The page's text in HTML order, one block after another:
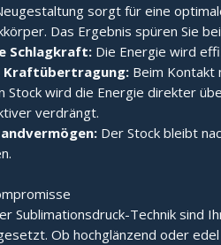
sorgt für eine
Das Ergebnis spüren Sie
Schlagkraft: Die Energie wird
Kraftübertragung: Beim Kontakt
Stock wird die Energie direkter
verdrängt.
Der Stock bleibt
Sublimationsdruck-Technik sind
Ob hochglänzend oder